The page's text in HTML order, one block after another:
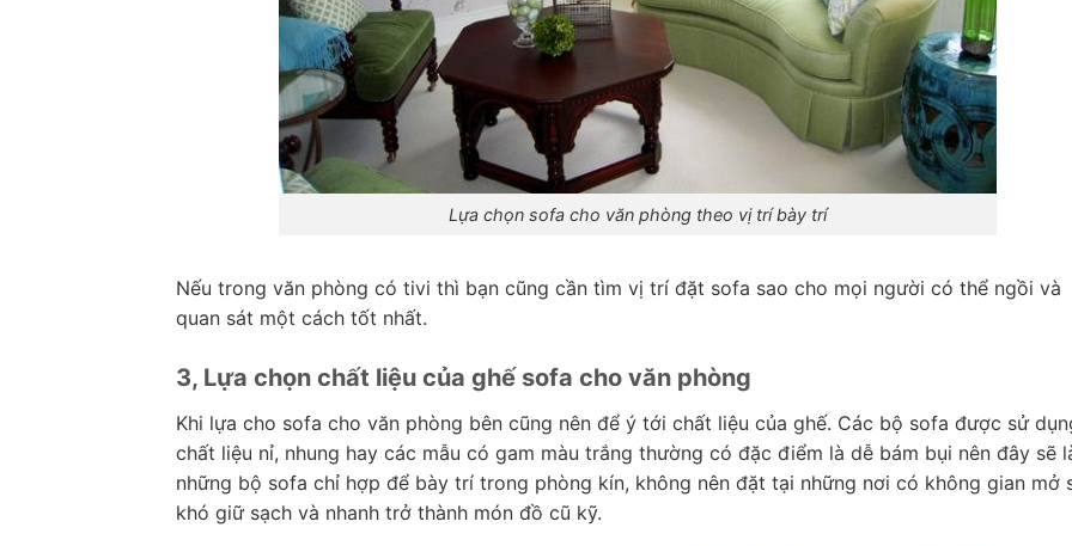
Lựa chọn sofa cho văn phòng theo vị trí bày trí
Nếu trong văn phòng có tivi thì bạn cũng cần tìm vị trí đặt sofa sao cho mọi người có thể ngồi và
quan sát một cách tốt nhất.
3, Lựa chọn chất liệu của ghế sofa cho văn phòng
Khi lựa cho sofa cho văn phòng bên cũng nên để ý tới chất liệu của ghế. Các bộ sofa được sử
chất liệu nỉ, nhung hay các mẫu có gam màu trắng thường có đặc điểm là dễ bám bụi nên đây sẽ
những bộ sofa chỉ hợp để bày trí trong phòng kín, không nên đặt tại những nơi có không gian mở
khó giữ sạch và nhanh trở thành món đồ cũ kỹ.